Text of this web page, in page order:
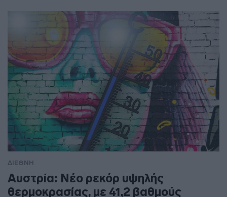
ΔΙΕΘΝΗ
Αυστρία: Νέο ρεκόρ υψηλής
θερμοκρασίας, με 41,2 βαθμούς